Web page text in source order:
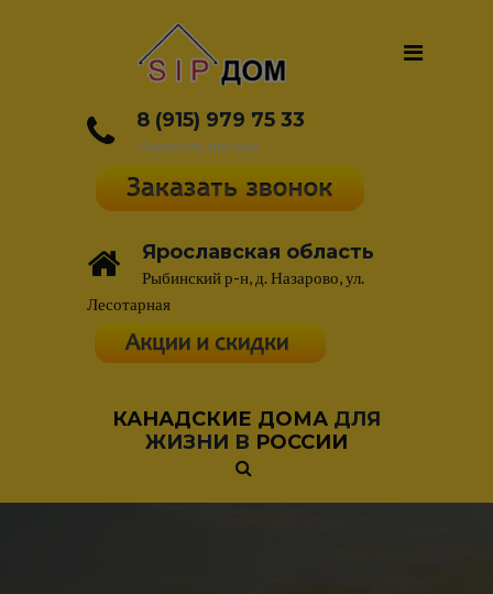
8 (915) 979 75 33
Написать письмо
Ярославская область
Рыбинский р-н, д. Назарово, ул.
Лесотарная
КАНАДСКИЕ ДОМА ДЛЯ
ЖИЗНИ В РОССИИ